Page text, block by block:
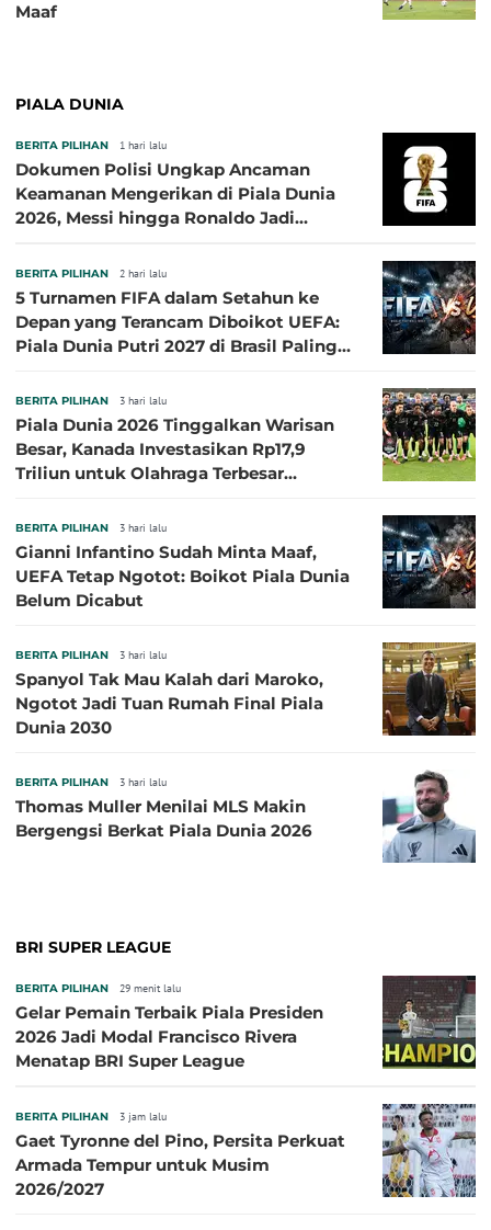
Maaf
PIALA DUNIA
BERITA PILIHAN 1 hari lalu
Dokumen Polisi Ungkap Ancaman
Keamanan Mengerikan di Piala Dunia
2026, Messi hingga Ronaldo Jadi
BERITA PILIHAN 2 hari lalu
5 Turnamen FIFA dalam Setahun ke
Depan yang Terancam Diboikot UEFA:
Piala Dunia Putri 2027 di Brasil Paling
BERITA PILIHAN 3 hari lalu
Piala Dunia 2026 Tinggalkan Warisan
Besar, Kanada Investasikan Rp17,9
Triliun untuk Olahraga Terbesar
BERITA PILIHAN 3 hari lalu
Gianni Infantino Sudah Minta Maaf,
UEFA Tetap Ngotot: Boikot Piala Dunia
Belum Dicabut
BERITA PILIHAN 3 hari lalu
Spanyol Tak Mau Kalah dari Maroko,
Ngotot Jadi Tuan Rumah Final Piala
Dunia 2030
BERITA PILIHAN 3 hari lalu
Thomas Muller Menilai MLS Makin
Bergengsi Berkat Piala Dunia 2026
BRI SUPER LEAGUE
BERITA PILIHAN 29 menit lalu
Gelar Pemain Terbaik Piala Presiden
2026 Jadi Modal Francisco Rivera
Menatap BRI Super League
BERITA PILIHAN 3 jam lalu
Gaet Tyronne del Pino, Persita Perkuat
Armada Tempur untuk Musim
2026/2027